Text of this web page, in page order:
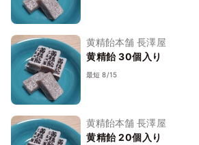
黄精飴本舗 長澤屋
黄精飴 30個入り
最短 8/15
黄精飴本舗 長澤屋
黄精飴 20個入り